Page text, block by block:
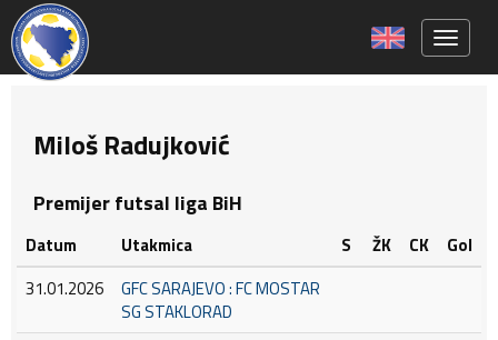
Miloš Radujković
Premijer futsal liga BiH
Datum Utakmica S ŽK CK
Gol
31.01.2026
GFC SARAJEVO : FC MOSTAR
SG STAKLORAD